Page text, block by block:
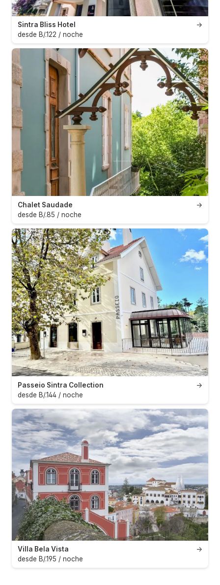
→
Sintra Bliss Hotel
desde B/.122 / noche
→
Chalet Saudade
desde B/.85 / noche
→
Passeio Sintra Collection
desde B/.144 / noche
→
Villa Bela Vista
desde B/.195 / noche